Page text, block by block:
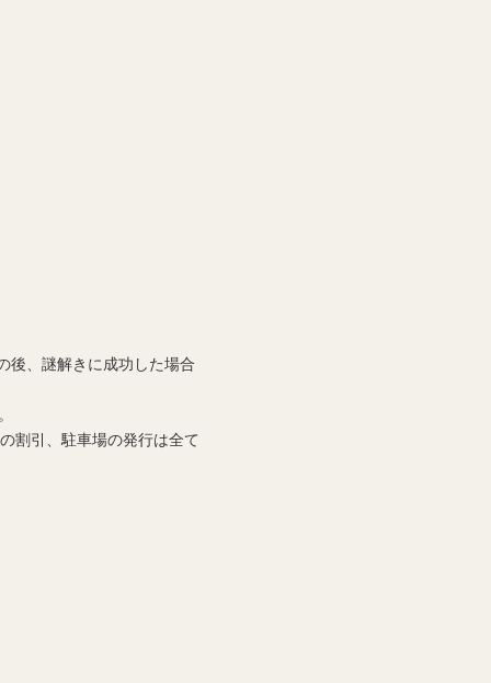
後、謎解きに成功した場合
割引、駐車場の発行は全て